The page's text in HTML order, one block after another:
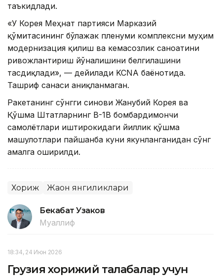
таъкидлади.
«У Корея Меҳнат партияси Марказий
қўмитасининг бўлажак пленуми комплексни муҳим
модернизация қилиш ва кемасозлик саноатини
ривожлантириш йўналишини белгилашини
тасдиқлади», — дейилади KCNA баёнотида.
Ташриф санаси аниқланмаган.
Ракетанинг сўнгги синови Жанубий Корея ва
Қўшма Штатларнинг В-1В бомбардимончи
самолётлари иштирокидаги йиллик қўшма
машғулотлари пайшанба куни якунланганидан сўнг
амалга оширилди.
Хориж Жаҳон янгиликлари
Бекабат Узаков
Муаллиф
18:34, 24 Июн 2026
Грузия хорижий талабалар учун